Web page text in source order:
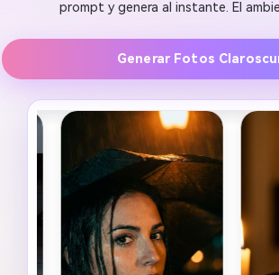
prompt y genera al instante. El
Generar Fotos